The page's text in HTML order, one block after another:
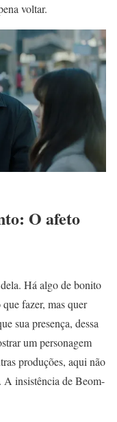
voltar.
O afeto
Há algo de bonito
fazer, mas quer
sua presença, dessa
um personagem
produções, aqui não
A insistência de Beom-